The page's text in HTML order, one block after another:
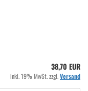
38,70 EUR
inkl. 19% MwSt. zzgl.Versand